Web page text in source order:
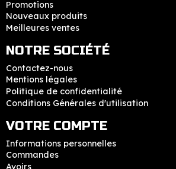
Promotions
Nouveaux produits
Meilleures ventes
NOTRE SOCIÉTÉ
Contactez-nous
Mentions légales
Politique de confidentialité
Conditions Générales d'utilisation
VOTRE COMPTE
Informations personnelles
Commandes
Avoirs